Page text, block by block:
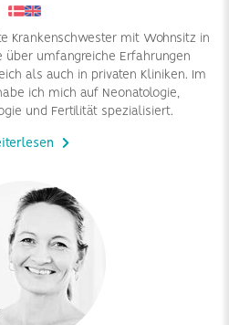
Krankenschwester mit Wohnsitz in
über umfangreiche Erfahrungen
als auch in privaten Kliniken. Im
ich mich auf Neonatologie,
und Fertilität spezialisiert.